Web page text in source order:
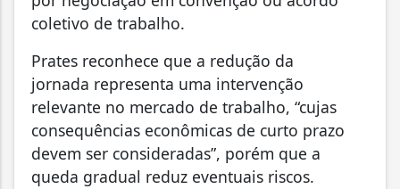
coletivo de trabalho.
Prates reconhece que a redução da
jornada representa uma intervenção
relevante no mercado de trabalho, “cujas
consequências econômicas de curto prazo
devem ser consideradas”, porém que a
queda gradual reduz eventuais riscos.